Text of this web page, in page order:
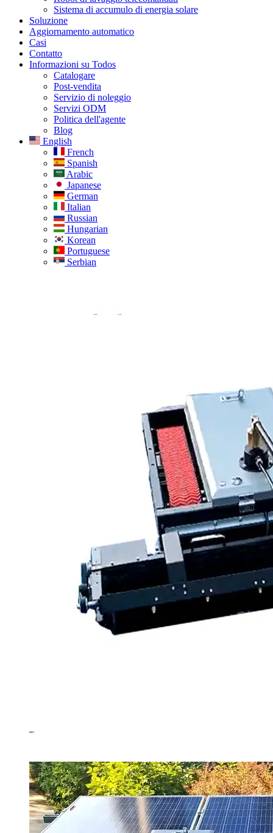
Sistema di accumulo di energia solare
Soluzione
Aggiornamento automatico
Casi
Contatto
Informazioni su Todos
Catalogare
Post-vendita
Servizio di noleggio
Servizi ODM
Politica dell'agente
Blog
English
French
Spanish
Arabic
Japanese
German
Italian
Russian
Hungarian
Korean
Portuguese
Serbian